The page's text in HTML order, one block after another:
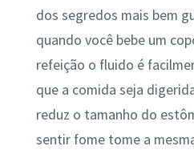
dos segredos mais bem
quando você bebe um
refeição o fluido é
que a comida seja
reduz o tamanho do
sentir fome tome a